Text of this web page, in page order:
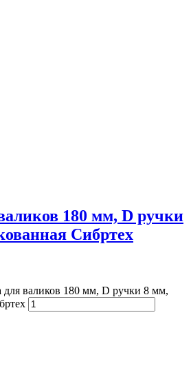
180 мм, D ручки
Сибртех
для валиков 180 мм, D ручки 8 мм,